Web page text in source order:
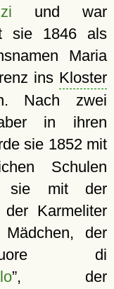
und war
sie 1846 als
Maria
ins Kloster
Nach zwei
in ihren
sie 1852 mit
Schulen
sie mit der
Karmeliter
der
di
, der